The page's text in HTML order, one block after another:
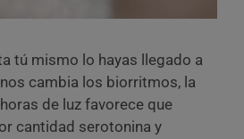
tú mismo lo hayas llegado a
cambia los biorritmos, la
de luz favorece que
cantidad serotonina y